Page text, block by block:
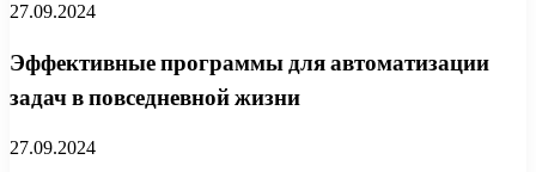
27.09.2024
Эффективные программы для автоматизации
задач в повседневной жизни
27.09.2024